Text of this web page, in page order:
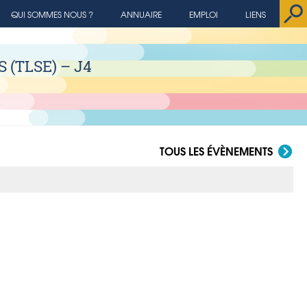
LIENS
EMPLOI
ANNUAIRE
QUI SOMMES NOUS ?
(TLSE) – J4
TOUS LES ÉVÈNEMENTS